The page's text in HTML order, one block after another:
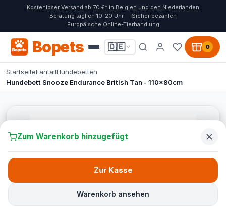
Kostenloser Versand ab 70 €* in Belgien und den Niederlanden
Beratung täglich 10-20 Uhr
Sicher bezahlen
Europäische Online-Tierhandlung
Bopets 🇩🇪 0
StartseiteFantailHundebetten
Hundebett Snooze Endurance British Tan - 110x80cm
Zum Warenkorb hinzugefügt
Warenkorb ansehen
Zur Kasse